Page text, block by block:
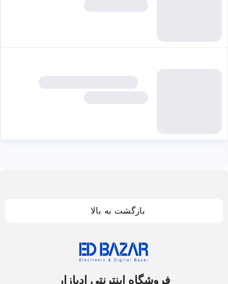
بازگشت به بالا
فروشگاه اینترنتی ادبازار